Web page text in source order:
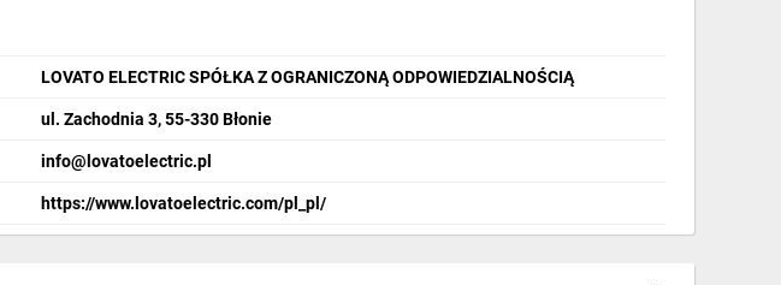
pomiędzy wyjściami, jak to jest typowo w tradycyjnych przełącznikach,
LOVATO ELECTRIC SPÓŁKA Z OGRANICZONĄ ODPOWIEDZIALNOŚCIĄ
ul. Zachodnia 3, 55-330 Błonie
info@lovatoelectric.pl
https://www.lovatoelectric.com/pl_pl/